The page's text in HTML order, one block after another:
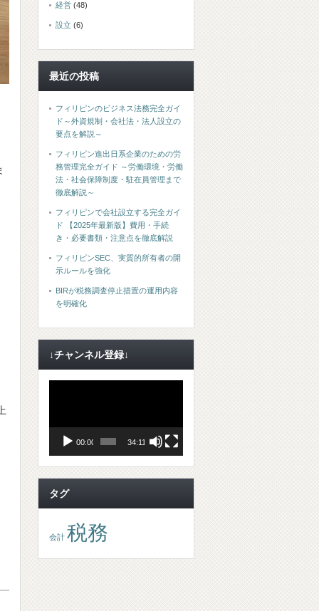
経営 (48)
設立 (6)
最近の投稿
フィリピンのビジネス法務完全ガイ
ド～外資規制・会社法・法人設立の
要点を解説～
フィリピン進出日系企業のための労
務管理完全ガイド ～労働環境・労働
法・社会保障制度・駐在員管理まで
徹底解説～
フィリピンで会社設立する完全ガイ
ド 【2025年最新版】費用・手続
き・必要書類・注意点を徹底解説
フィリピンSEC、実質的所有者の開
示ルールを強化
BIRが税務調査停止措置の運用内容
を明確化
↓チャンネル登録↓
ー
00:00 34:11
タグ
会計 税務